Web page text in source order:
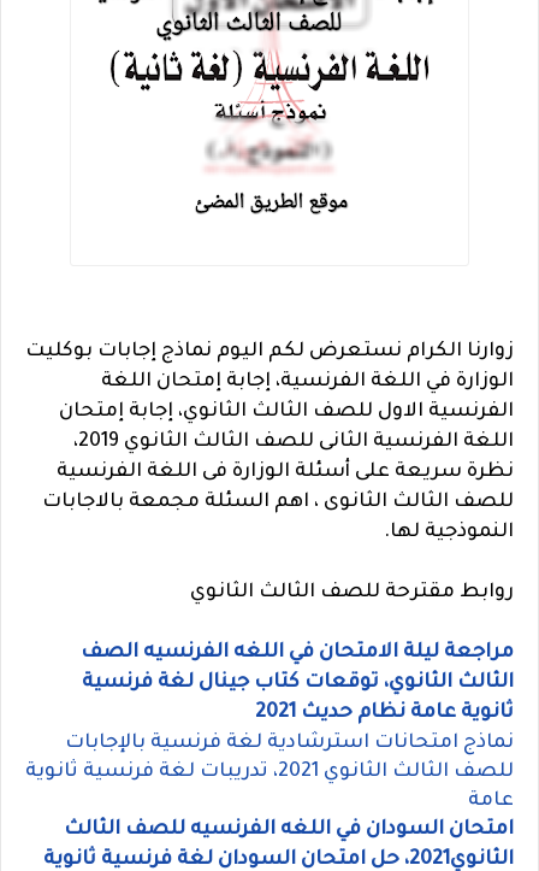
زوارنا الكرام نستعرض لكم اليوم نماذج إجابات بوكليت
الوزارة في اللغة الفرنسية، إجابة إمتحان اللغة
الفرنسية الاول للصف الثالث الثانوي، إجابة إمتحان
اللغة الفرنسية الثانى للصف الثالث الثانوي 2019،
نظرة سريعة على أسئلة الوزارة فى اللغة الفرنسية
للصف الثالث الثانوى ، اهم السئلة مجمعة بالاجابات
النموذجية لها.
روابط مقترحة للصف الثالث الثانوي
مراجعة ليلة الامتحان في اللغه الفرنسيه الصف
الثالث الثانوي، توقعات كتاب جينال لغة فرنسية
ثانوية عامة نظام حديث 2021
نماذج امتحانات استرشادية لغة فرنسية بالإجابات
للصف الثالث الثانوي 2021، تدريبات لغة فرنسية ثانوية
عامة
امتحان السودان في اللغه الفرنسيه للصف الثالث
الثانوي2021، حل امتحان السودان لغة فرنسية ثانوية